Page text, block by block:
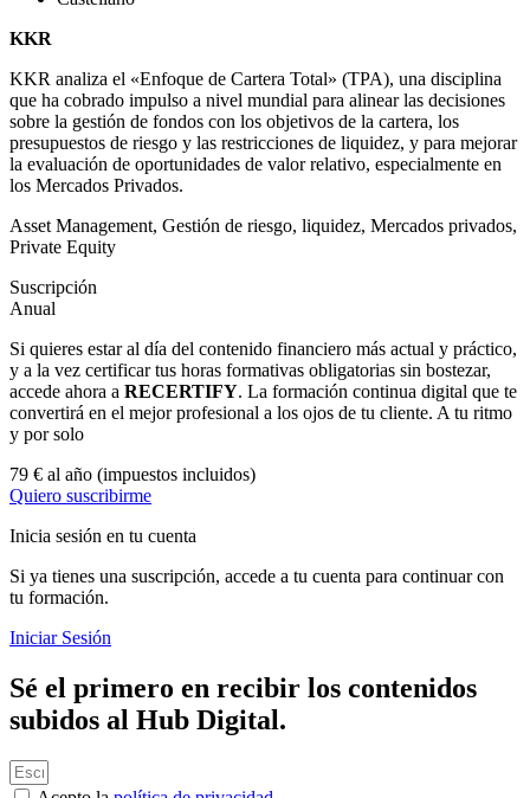
KKR
KKR analiza el «Enfoque de Cartera Total» (TPA), una disciplina
que ha cobrado impulso a nivel mundial para alinear las decisiones
sobre la gestión de fondos con los objetivos de la cartera, los
presupuestos de riesgo y las restricciones de liquidez, y para mejorar
la evaluación de oportunidades de valor relativo, especialmente en
los Mercados Privados.
Asset Management, Gestión de riesgo, liquidez, Mercados privados,
Private Equity
Suscripción
Anual
Si quieres estar al día del contenido financiero más actual y práctico,
y a la vez certificar tus horas formativas obligatorias sin bostezar,
accede ahora a RECERTIFY. La formación continua digital que te
convertirá en el mejor profesional a los ojos de tu cliente. A tu ritmo
y por solo
79 € al año (impuestos incluidos)
Quiero suscribirme
Inicia sesión en tu cuenta
Si ya tienes una suscripción, accede a tu cuenta para continuar con
tu formación.
Iniciar Sesión
Sé el primero en recibir los contenidos
subidos al Hub Digital.